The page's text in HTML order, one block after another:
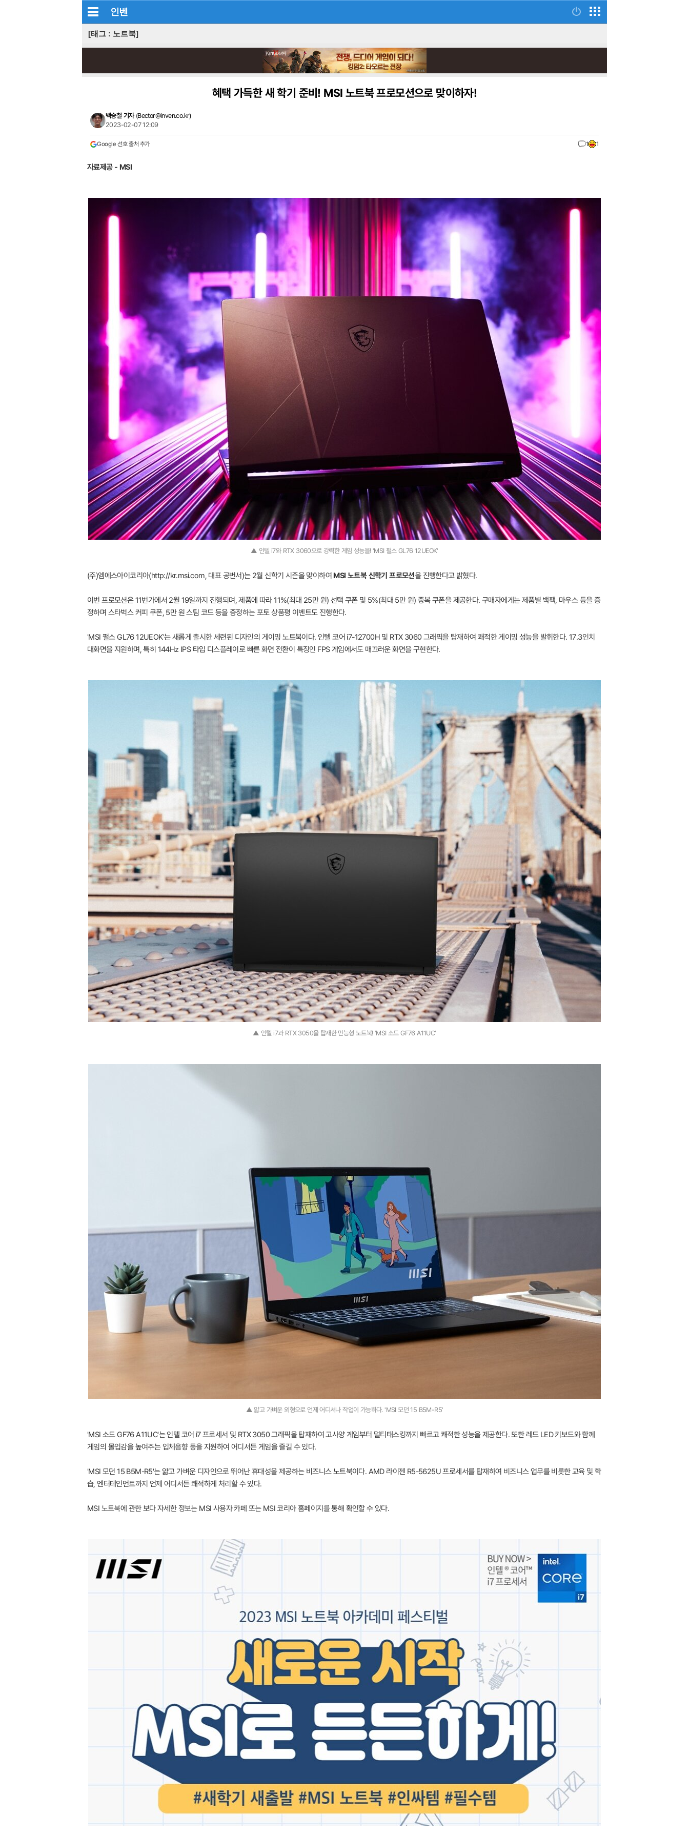
인벤
[태그 : 노트북]
혜택 가득한 새 학기 준비! MSI 노트북 프로모션으로 맞이하자!
백승철 기자 (Bector@inven.co.kr)
2023-02-07 12:09
Google 선호 출처 추가 1 1
자료제공 - MSI
▲ 인텔 i7와 RTX 3060으로 강력한 게임 성능을! 'MSI 펄스 GL76 12UEOK'
(주)엠에스아이코리아(http://kr.msi.com, 대표 공번서)는 2월 신학기 시즌을 맞이하여 MSI 노트북 신학기 프로모션을 진행한다고 밝혔다.
이번 프로모션은 11번가에서 2월 19일까지 진행되며, 제품에 따라 11%(최대 25만 원) 선택 쿠폰 및 5%(최대 5만 원) 중복 쿠폰을 제공한다. 구매자에게는 제품별 백팩, 마우스 등을 증
정하며 스타벅스 커피 쿠폰, 5만 원 스팀 코드 등을 증정하는 포토 상품평 이벤트도 진행한다.
'MSI 펄스 GL76 12UEOK'는 새롭게 출시한 세련된 디자인의 게이밍 노트북이다. 인텔 코어 i7-12700H 및 RTX 3060 그래픽을 탑재하여 쾌적한 게이밍 성능을 발휘한다. 17.3인치
대화면을 지원하며, 특히 144Hz IPS 타입 디스플레이로 빠른 화면 전환이 특징인 FPS 게임에서도 매끄러운 화면을 구현한다.
▲ 인텔 i7과 RTX 3050을 탑재한 만능형 노트북! 'MSI 소드 GF76 A11UC'
▲ 얇고 가벼운 외형으로 언제 어디서나 작업이 가능하다. 'MSI 모던 15 B5M-R5'
'MSI 소드 GF76 A11UC'는 인텔 코어 i7 프로세서 및 RTX 3050 그래픽을 탑재하여 고사양 게임부터 멀티태스킹까지 빠르고 쾌적한 성능을 제공한다. 또한 레드 LED 키보드와 함께
게임의 몰입감을 높여주는 입체음향 등을 지원하여 어디서든 게임을 즐길 수 있다.
'MSI 모던 15 B5M-R5'는 얇고 가벼운 디자인으로 뛰어난 휴대성을 제공하는 비즈니스 노트북이다. AMD 라이젠 R5-5625U 프로세서를 탑재하여 비즈니스 업무를 비롯한 교육 및 학
습, 엔터테인먼트까지 언제 어디서든 쾌적하게 처리할 수 있다.
MSI 노트북에 관한 보다 자세한 정보는 MSI 사용자 카페 또는 MSI 코리아 홈페이지를 통해 확인할 수 있다.